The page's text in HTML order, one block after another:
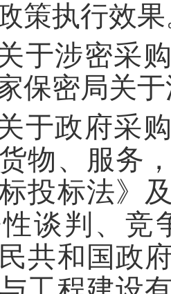
策执行效
关于涉密采
保密局关
关于政府采
物、服务
投标法》
谈判、竞
民共和国政